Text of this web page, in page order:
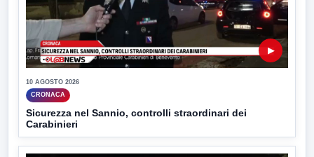
▶
10 AGOSTO 2026
CRONACA
Sicurezza nel Sannio, controlli straordinari dei
Carabinieri